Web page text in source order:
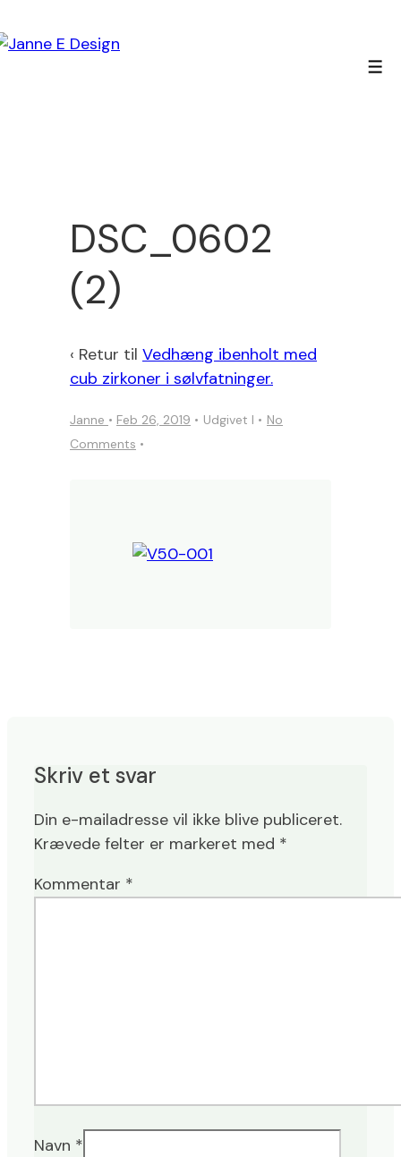
Hop
DSC_0602
(2)
‹ Retur til Vedhæng ibenholt med
cub zirkoner i sølvfatninger.
Janne • Feb 26, 2019 Udgivet I
No
Comments
Skriv et svar
Din e-mailadresse vil ikke blive publiceret.
Krævede felter er markeret med *
Kommentar *
Navn *